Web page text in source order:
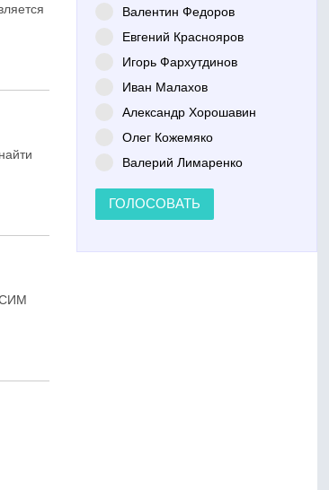
СИМ
Валентин Федоров
Евгений Краснояров
Игорь Фархутдинов
Иван Малахов
Александр Хорошавин
Олег Кожемяко
Валерий Лимаренко
ГОЛОСОВАТЬ